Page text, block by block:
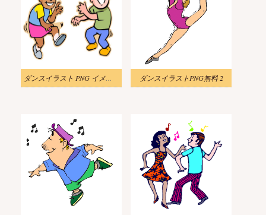
ダンスイラスト PNG イメージ 4 ダンスイラストPNG無料 2